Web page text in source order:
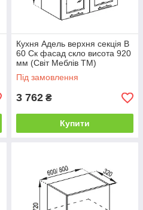
Кухня Адель верхня секція В
60 Ск фасад скло висота 920
мм (Світ Меблів ТМ)
Під замовлення
3 762 ₴
Купити